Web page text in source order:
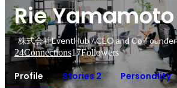
Rie Yamamoto
株式会社EventHub / CEO and Co-Founder
24Connections17Followers
Profile Stories 2 Personality